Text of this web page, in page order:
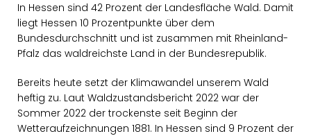
In Hessen sind 42 Prozent der Landesfläche Wald. Damit
liegt Hessen 10 Prozentpunkte über dem
Bundesdurchschnitt und ist zusammen mit Rheinland-
Pfalz das waldreichste Land in der Bundesrepublik.
Bereits heute setzt der Klimawandel unserem Wald
heftig zu. Laut Waldzustandsbericht 2022 war der
Sommer 2022 der trockenste seit Beginn der
Wetteraufzeichnungen 1881. In Hessen sind 9 Prozent der